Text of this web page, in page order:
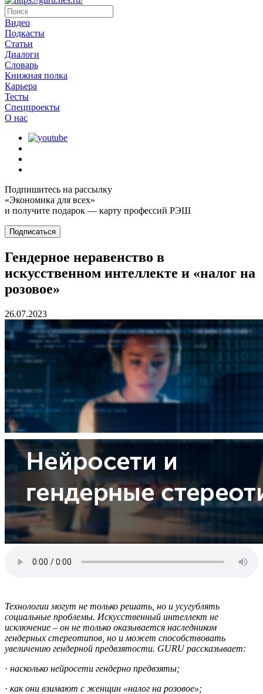
Видео
Подкасты
Статьи
Диалоги
Словарь
Книжная полка
Карьера
Тесты
Спецпроекты
О наc
Подпишитесь на рассылку
«Экономика для всех»
и получите подарок — карту профессий РЭШ
Подписаться
Гендерное неравенство в
искусственном интеллекте и «налог на
розовое»
26.07.2023
Технологии могут не только решать, но и усугублять
социальные проблемы. Искусственный интеллект не
исключение – он не только оказывается наследником
гендерных стереотипов, но и может способствовать
увеличению гендерной предвзятости. GURU рассказывает:
· насколько нейросети гендерно предвзяты;
· как они взимают с женщин «налог на розовое»;